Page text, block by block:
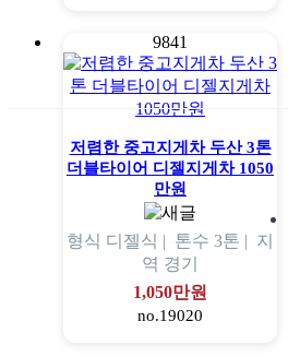
9841
저렴한 중고지게차 두산 3톤
더블타이어 디젤지게차 1050
만원
형식 디젤식 | 톤수 3톤 | 지
역 경기
1,050만원
no.19020